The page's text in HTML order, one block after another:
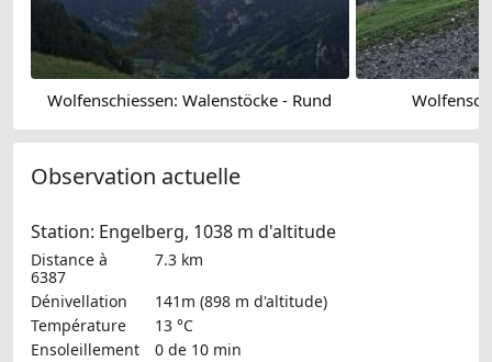
Wolfenschiessen: Walenstöcke - Rund
Observation actuelle
Station: Engelberg, 1038 m d'altitude
Distance à
6387
7.3 km
Dénivellation
141m (898 m d'altitude)
Température
13 °C
Ensoleillement
0 de 10 min